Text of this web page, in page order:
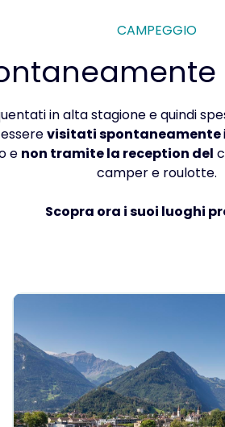
CAMPEGGIO
in alta stagione e quindi
visitati spontaneamente
e non tramite la reception del
camper e roulotte.
Scopra ora i suoi luoghi